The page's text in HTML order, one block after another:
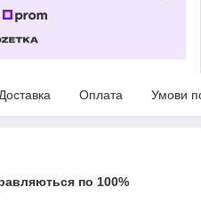
Доставка Оплата Умови
по 100%